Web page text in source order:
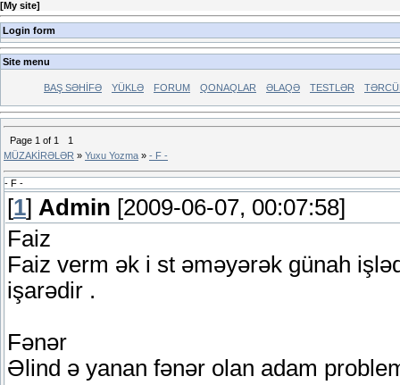
[My site]
Login form
Site menu
BAŞ SƏHİFƏ YÜKLƏ FORUM QONAQLAR ƏLAQƏ TESTLƏR
Page 1 of 1
1
MÜZAKİRƏLƏR » Yuxu Yozma » - F -
- F -
[1] Admin [2009-06-07, 00:07:58]
Faiz
Faiz verm ək i st əməyərək günah
işarədir .
Fənər
Əlind ə yanan fənər olan adam